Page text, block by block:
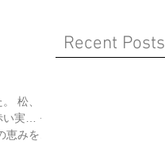
松、ヒ
実… モ
みを。
Recent Posts